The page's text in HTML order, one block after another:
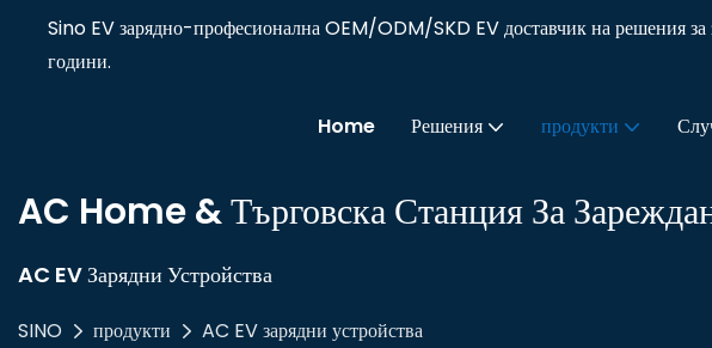
Sino EV зарядно-професионална OEM/ODM/SKD EV доставчик на решения за
години.
Home Решения продукти
AC Home & Търговска Станция За
AC EV Зарядни Устройства
SINO продукти AC EV зарядни устройства